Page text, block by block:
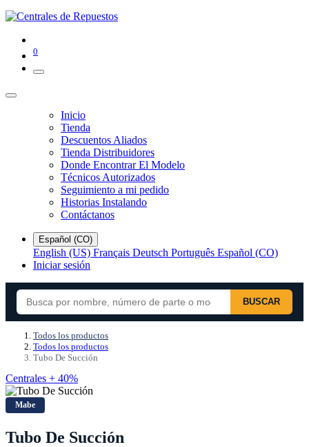
0
Inicio
Tienda
Descuentos Aliados
Tienda Distribuidores
Donde Encontrar El Modelo
Técnicos Autorizados
Seguimiento a mi pedido
Historias Instalando
Contáctanos
Español (CO)
English (US) Français Deutsch Português Español (CO)
Iniciar sesión
BUSCAR
Todos los productos
Todos los productos
Tubo De Succión
Centrales + 40%
Mabe
Tubo De Succión